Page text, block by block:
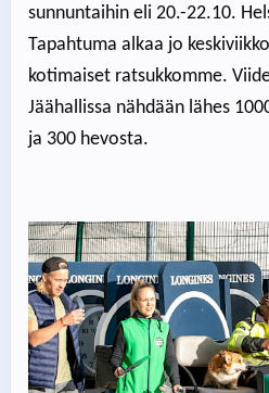
sunnuntaihin eli 20.-22.10.
Tapahtuma alkaa jo
kotimaiset ratsukkomme.
Jäähallissa nähdään lähes
ja 300 hevosta.